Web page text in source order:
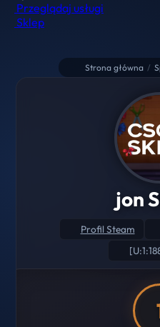
Przeglądaj usługi
Sklep
Strona główna /
jon
Profil Steam